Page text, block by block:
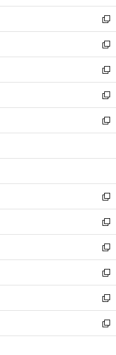
開
く
ウ
で
開
く
ン
ド
ウ
で
開
く
ウ
ィ
ン
ド
ウ
で
開
く
新
し
い
ウ
ィ
ン
ド
ウ
で
開
新
し
い
ウ
ィ
ン
ド
ウ
開
新
し
い
ウ
ィ
ン
ウ
開
く
新
し
い
ウ
ン
ウ
で
開
く
新
し
ウ
ン
ド
ウ
で
開
く
新
し
い
ウ
ィ
ン
ド
ウ
で
開
く
新
し
い
ウ
ィ
ン
ド
ウ
で
開
新
し
い
ウ
ィ
ン
ド
ウ
新
し
い
ウ
ィ
ン
新
し
い
ウ
新
し